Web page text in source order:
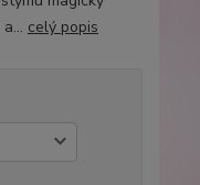
celý popis